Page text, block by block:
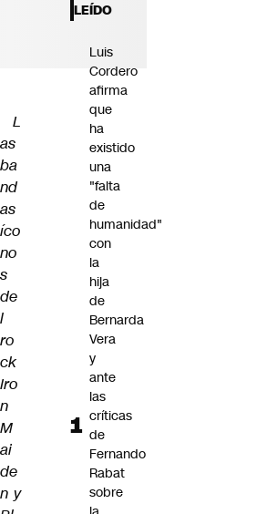
L
as
ba
nd
as
íco
no
s
de
l
ro
ck
Iro
n
M
ai
de
n y
LEÍDO
Luis
Cordero
afirma
que
ha
existido
una
"falta
de
humanidad"
con
la
hija
de
Bernarda
Vera
y
ante
las
críticas
de
Fernando
Rabat
sobre